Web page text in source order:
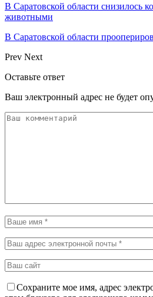
В Саратовской области снизилось
животными
В Саратовской области
Prev Next
Оставьте ответ
Ваш электронный адрес не будет
Сохраните мое имя, адрес